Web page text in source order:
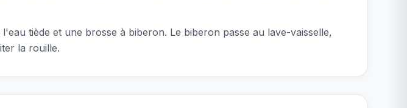
tiède et une brosse à biberon. Le biberon passe au lave-vaisselle,
la rouille.